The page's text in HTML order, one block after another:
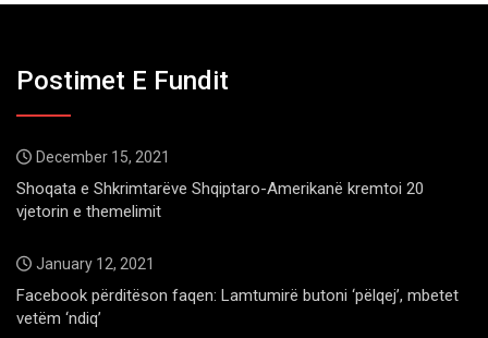
Postimet E Fundit
December 15, 2021
Shoqata e Shkrimtarëve Shqiptaro-Amerikanë kremtoi 20
vjetorin e themelimit
January 12, 2021
Facebook përditëson faqen: Lamtumirë butoni ‘pëlqej’, mbetet
vetëm ‘ndiq’